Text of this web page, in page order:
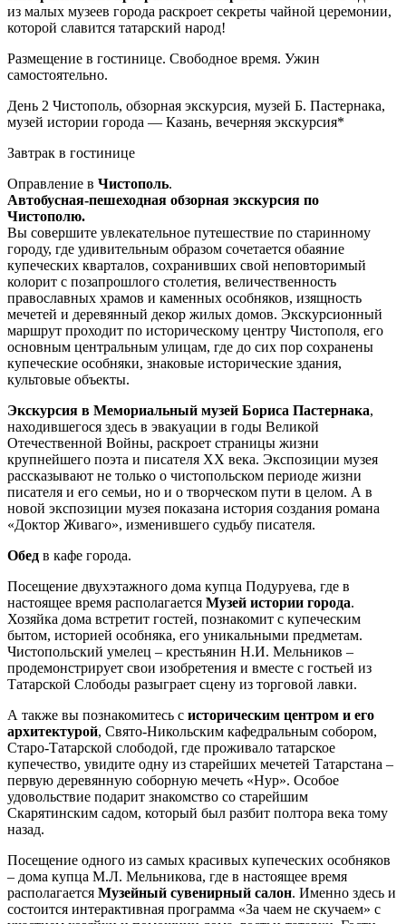
из малых музеев города раскроет секреты чайной церемонии,
которой славится татарский народ!
Размещение в гостинице. Свободное время. Ужин
самостоятельно.
День 2 Чистополь, обзорная экскурсия, музей Б. Пастернака,
музей истории города — Казань, вечерняя экскурсия*
Завтрак в гостинице
Оправление в Чистополь.
Автобусная-пешеходная обзорная экскурсия по
Чистополю.
Вы совершите увлекательное путешествие по старинному
городу, где удивительным образом сочетается обаяние
купеческих кварталов, сохранивших свой неповторимый
колорит с позапрошлого столетия, величественность
православных храмов и каменных особняков, изящность
мечетей и деревянный декор жилых домов. Экскурсионный
маршрут проходит по историческому центру Чистополя, его
основным центральным улицам, где до сих пор сохранены
купеческие особняки, знаковые исторические здания,
культовые объекты.
Экскурсия в Мемориальный музей Бориса Пастернака,
находившегося здесь в эвакуации в годы Великой
Отечественной Войны, раскроет страницы жизни
крупнейшего поэта и писателя XX века. Экспозиции музея
рассказывают не только о чистопольском периоде жизни
писателя и его семьи, но и о творческом пути в целом. А в
новой экспозиции музея показана история создания романа
«Доктор Живаго», изменившего судьбу писателя.
Обед в кафе города.
Посещение двухэтажного дома купца Подуруева, где в
настоящее время располагается Музей истории города.
Хозяйка дома встретит гостей, познакомит с купеческим
бытом, историей особняка, его уникальными предметам.
Чистопольский умелец – крестьянин Н.И. Мельников –
продемонстрирует свои изобретения и вместе с гостьей из
Татарской Слободы разыграет сцену из торговой лавки.
А также вы познакомитесь с историческим центром и его
архитектурой, Свято-Никольским кафедральным собором,
Старо-Татарской слободой, где проживало татарское
купечество, увидите одну из старейших мечетей Татарстана –
первую деревянную соборную мечеть «Нур». Особое
удовольствие подарит знакомство со старейшим
Скарятинским садом, который был разбит полтора века тому
назад.
Посещение одного из самых красивых купеческих особняков
– дома купца М.Л. Мельникова, где в настоящее время
располагается Музейный сувенирный салон. Именно здесь и
состоится интерактивная программа «За чаем не скучаем» с